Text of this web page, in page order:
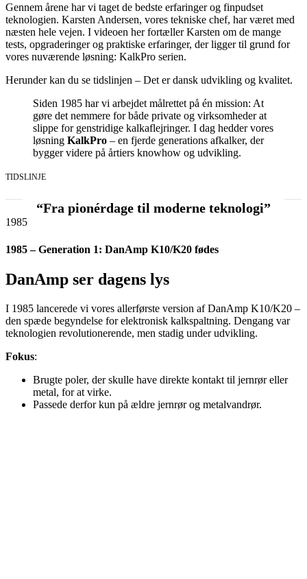
Gennem årene har vi taget de bedste erfaringer og finpudset
teknologien. Karsten Andersen, vores tekniske chef, har været med
næsten hele vejen. I videoen her fortæller Karsten om de mange
tests, opgraderinger og praktiske erfaringer, der ligger til grund for
vores nuværende løsning: KalkPro serien.
Herunder kan du se tidslinjen – Det er dansk udvikling og kvalitet.
Siden 1985 har vi arbejdet målrettet på én mission: At
gøre det nemmere for både private og virksomheder at
slippe for genstridige kalkaflejringer. I dag hedder vores
løsning KalkPro – en fjerde generations afkalker, der
bygger videre på årtiers knowhow og udvikling.
TIDSLINJE
“Fra pionérdage til moderne teknologi”
1985
1985 – Generation 1: DanAmp K10/K20 fødes
DanAmp ser dagens lys
I 1985 lancerede vi vores allerførste version af DanAmp K10/K20 –
den spæde begyndelse for elektronisk kalkspaltning. Dengang var
teknologien revolutionerende, men stadig under udvikling.
Fokus:
Brugte poler, der skulle have direkte kontakt til jernrør eller
metal, for at virke.
Passede derfor kun på ældre jernrør og metalvandrør.